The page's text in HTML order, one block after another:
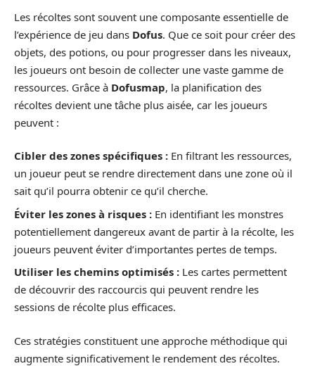
Les récoltes sont souvent une composante essentielle de
l’expérience de jeu dans Dofus. Que ce soit pour créer des
objets, des potions, ou pour progresser dans les niveaux,
les joueurs ont besoin de collecter une vaste gamme de
ressources. Grâce à Dofusmap, la planification des
récoltes devient une tâche plus aisée, car les joueurs
peuvent :
Cibler des zones spécifiques : En filtrant les ressources,
un joueur peut se rendre directement dans une zone où il
sait qu’il pourra obtenir ce qu’il cherche.
Éviter les zones à risques : En identifiant les monstres
potentiellement dangereux avant de partir à la récolte, les
joueurs peuvent éviter d’importantes pertes de temps.
Utiliser les chemins optimisés : Les cartes permettent
de découvrir des raccourcis qui peuvent rendre les
sessions de récolte plus efficaces.
Ces stratégies constituent une approche méthodique qui
augmente significativement le rendement des récoltes.